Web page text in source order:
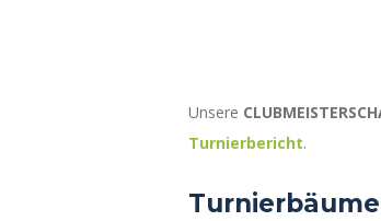
Unsere
Turnierbericht.
Turnierbäume